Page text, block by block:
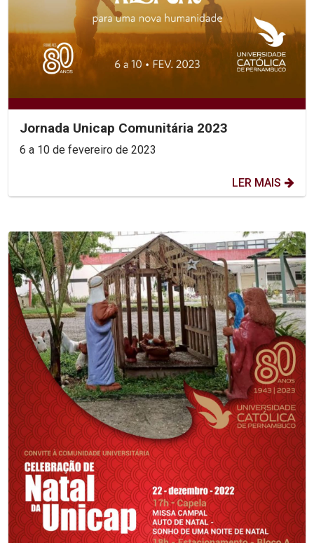
Jornada Unicap Comunitária 2023
6 a 10 de fevereiro de 2023
LER MAIS